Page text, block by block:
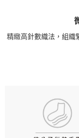
精緻高針數織法，組織